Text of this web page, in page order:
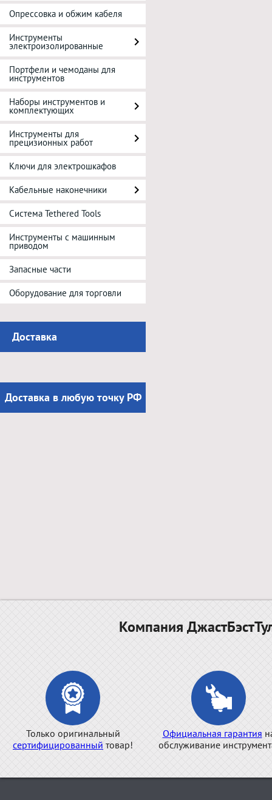
Опрессовка и обжим кабеля
Инструменты
электроизолированные
Портфели и чемоданы для
инструментов
Наборы инструментов и
комплектующих
Инструменты для
прецизионных работ
Ключи для электрошкафов
Кабельные наконечники
Система Tethered Tools
Инструменты с машинным
приводом
Запасные части
Оборудование для торговли
Доставка
Доставка в любую точку РФ
Компания
Только оригинальный
сертифицированный товар!
Официальная гарантия
обслуживание